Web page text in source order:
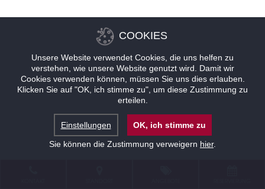
COOKIES
Unsere Website verwendet Cookies, die uns helfen zu
verstehen, wie unsere Website genutzt wird. Damit wir
Cookies verwenden können, müssen Sie uns dies erlauben.
Klicken Sie auf "OK, ich stimme zu", um diese Zustimmung zu
erteilen.
Einstellungen
OK, ich stimme zu
Sie können die Zustimmung verweigern hier.